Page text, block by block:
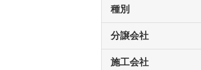
種別
分譲会社
施工会社